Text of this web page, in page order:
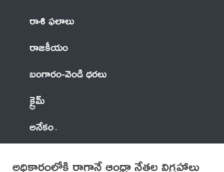
రాశి ఫలాలు
రాజకీయం
బంగారం-వెండి ధరలు
క్రైమ్
అనేకం
అధికారంలోకి రాగానే ఆంధ్రా నేతల విగ్రహాలు